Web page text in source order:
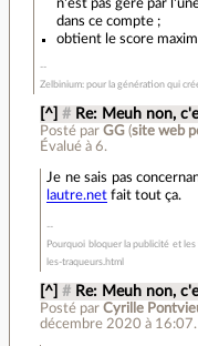
n'est pas géré par
dans ce compte ;
obtient le score
Zelbinium: pour la génération qui
[^] # Re: Meuh non,
Posté parGG (site web
Évalué à6.
Je ne sais pas
lautre.net fait tout ça.
Pourquoi bloquer la publicité et
les-traqueurs.html
[^] # Re: Meuh non,
Posté parCyrille
décembre 2020 à 16:07.